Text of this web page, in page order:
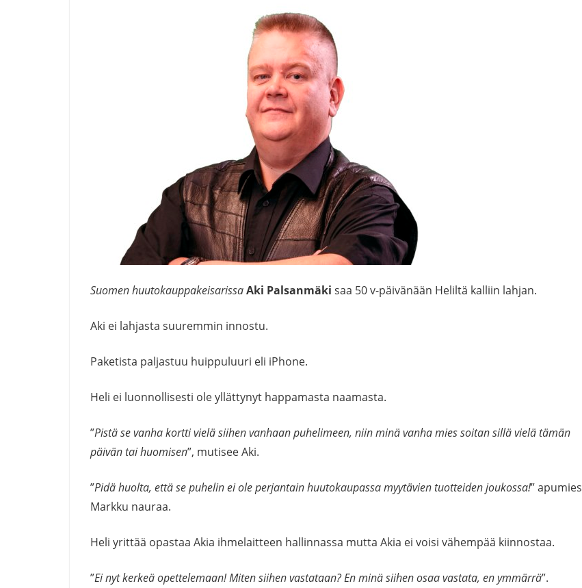
Suomen huutokauppakeisarissaAki Palsanmäki saa 50 v-päivänään Heliltä kalliin lahjan.
Aki ei lahjasta suuremmin innostu.
Paketista paljastuu huippuluuri eli iPhone.
Heli ei luonnollisesti ole yllättynyt happamasta naamasta.
”Pistä se vanha kortti vielä siihen vanhaan puhelimeen, niin minä vanha mies soitan sillä vielä tämän
päivän tai huomisen”, mutisee Aki.
”Pidä huolta, että se puhelin ei ole perjantain huutokaupassa myytävien tuotteiden joukossa!” apumies
Markku nauraa.
Heli yrittää opastaa Akia ihmelaitteen hallinnassa mutta Akia ei voisi vähempää kiinnostaa.
”Ei nyt kerkeä opettelemaan! Miten siihen vastataan? En minä siihen osaa vastata, en ymmärrä”.